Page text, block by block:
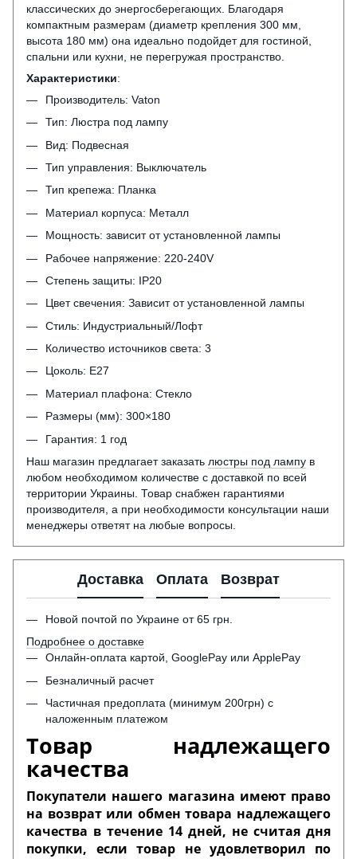
классических до энергосберегающих. Благодаря
компактным размерам (диаметр крепления 300 мм,
высота 180 мм) она идеально подойдет для гостиной,
спальни или кухни, не перегружая пространство.
Характеристики:
Производитель: Vaton
Тип: Люстра под лампу
Вид: Подвесная
Тип управления: Выключатель
Тип крепежа: Планка
Материал корпуса: Металл
Мощность: зависит от установленной лампы
Рабочее напряжение: 220-240V
Степень защиты: IP20
Цвет свечения: Зависит от установленной лампы
Стиль: Индустриальный/Лофт
Количество источников света: 3
Цоколь: Е27
Материал плафона: Стекло
Размеры (мм): 300×180
Гарантия: 1 год
Наш магазин предлагает заказать люстры под лампу в
любом необходимом количестве с доставкой по всей
территории Украины. Товар снабжен гарантиями
производителя, а при необходимости консультации наши
менеджеры ответят на любые вопросы.
Доставка Оплата Возврат
Новой почтой по Украине от 65 грн.
Подробнее о доставке
Онлайн-оплата картой, GooglePay или ApplePay
Безналичный расчет
Частичная предоплата (минимум 200грн) с
наложенным платежом
Товар надлежащего
качества
Покупатели нашего магазина имеют право
на возврат или обмен товара надлежащего
качества в течение 14 дней, не считая дня
покупки, если товар не удовлетворил по